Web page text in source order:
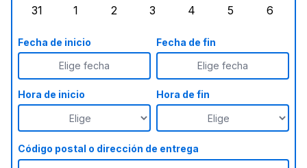
31
1
2
3
4
5
6
Fecha de inicio
Elige fecha
Fecha de fin
Elige fecha
Hora de inicio Hora de fin
Código postal o dirección de entrega